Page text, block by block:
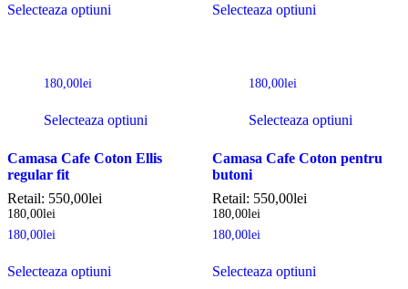
Selecteaza optiuni Selecteaza optiuni
180,00lei
Selecteaza optiuni
Camasa Cafe Coton Ellis
regular fit
Retail: 550,00lei
180,00lei
180,00lei
Selecteaza optiuni
180,00lei
Selecteaza optiuni
Camasa Cafe Coton pentru
butoni
Retail: 550,00lei
180,00lei
180,00lei
Selecteaza optiuni